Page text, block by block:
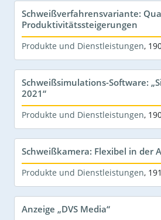
Schweißverfahrensvariante:
Produktivitätssteigerungen
Produkte und Dienstleistungen,
Schweißsimulations-Software:
2021“
Produkte und Dienstleistungen,
Schweißkamera: Flexibel in der
Produkte und Dienstleistungen, 191
Anzeige „DVS Media“